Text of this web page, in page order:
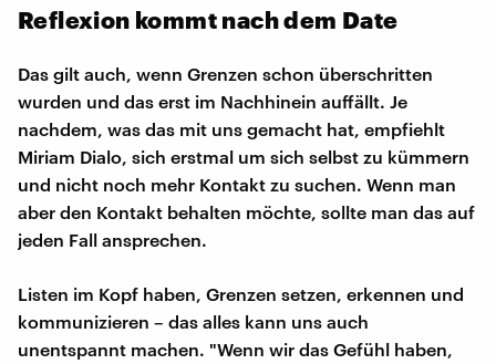
Reflexion kommt nach dem Date
Das gilt auch, wenn Grenzen schon überschritten
wurden und das erst im Nachhinein auffällt. Je
nachdem, was das mit uns gemacht hat, empfiehlt
Miriam Dialo, sich erstmal um sich selbst zu kümmern
und nicht noch mehr Kontakt zu suchen. Wenn man
aber den Kontakt behalten möchte, sollte man das auf
jeden Fall ansprechen.
Listen im Kopf haben, Grenzen setzen, erkennen und
kommunizieren – das alles kann uns auch
unentspannt machen. "Wenn wir das Gefühl haben,